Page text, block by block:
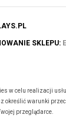
SKLEPU:
w celu realizacji
określić warunki
przeglądarce.